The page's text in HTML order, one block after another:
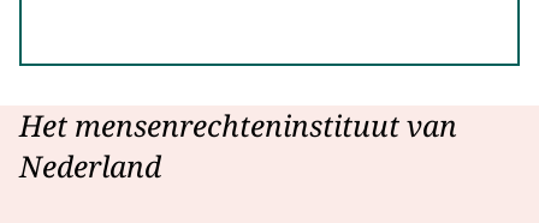
Het mensenrechteninstituut van
Nederland